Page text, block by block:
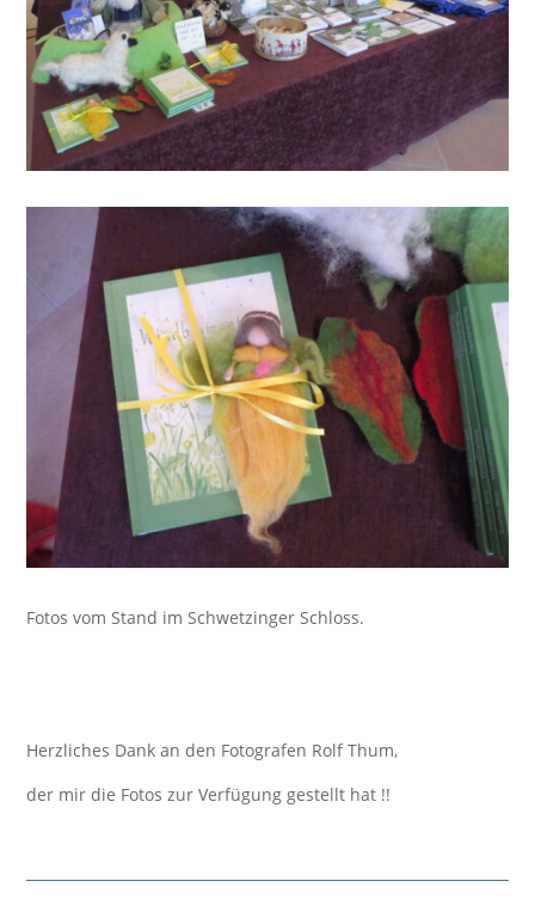
Fotos vom Stand im Schwetzinger Schloss.
Herzliches Dank an den Fotografen Rolf Thum,
der mir die Fotos zur Verfügung gestellt hat !!